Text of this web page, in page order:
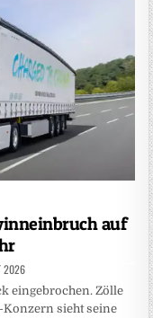
auf
2026
eingebrochen. Zölle
Konzern sieht seine